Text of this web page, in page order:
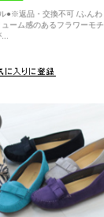
●※返品・交換不可 /ふんわ
ューム感のあるフラワーモチ